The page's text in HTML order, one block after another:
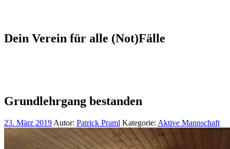
Dein Verein für alle (Not)Fälle
Grundlehrgang bestanden
23. März 2019 Autor: Patrick Praml Kategorie: Aktive Mannschaft